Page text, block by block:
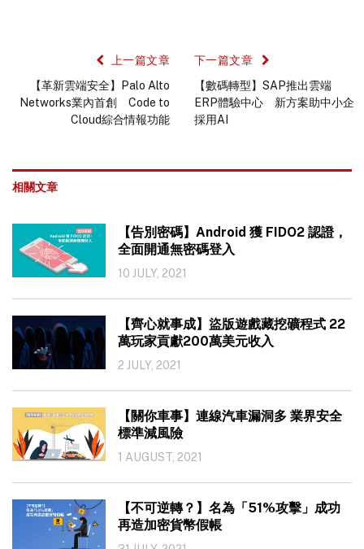
上一篇文章
【革新雲端安全】Palo Alto
Networks業內首創 Code to
Cloud綜合情報功能
下一篇文章
【數碼轉型】SAP推出雲端
ERP體驗中心 新方案助中小企
採用AI
相關文章
【告別密碼】Android 獲 FIDO2 認證，
全面開通無密碼登入
10 JULY, 2021
【齊心就事成】盜版遊戲藏挖礦程式 22
萬玩家貢獻200萬美元收入
2 JULY, 2021
【關你車事】連線汽車漏洞多 業界安全
標準減風險
1 AUGUST, 2021
【不可逆轉？】名為「51%攻擊」成功
再造加密貨幣假帳